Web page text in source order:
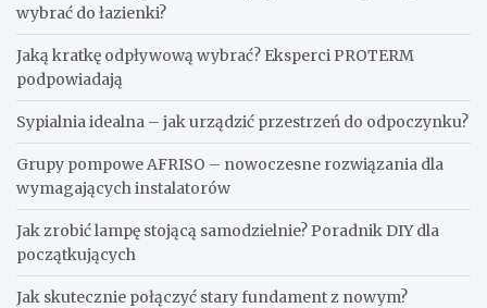
wybrać do łazienki?
Jaką kratkę odpływową wybrać? Eksperci PROTERM
podpowiadają
Sypialnia idealna – jak urządzić przestrzeń do odpoczynku?
Grupy pompowe AFRISO – nowoczesne rozwiązania dla
wymagających instalatorów
Jak zrobić lampę stojącą samodzielnie? Poradnik DIY dla
początkujących
Jak skutecznie połączyć stary fundament z nowym?